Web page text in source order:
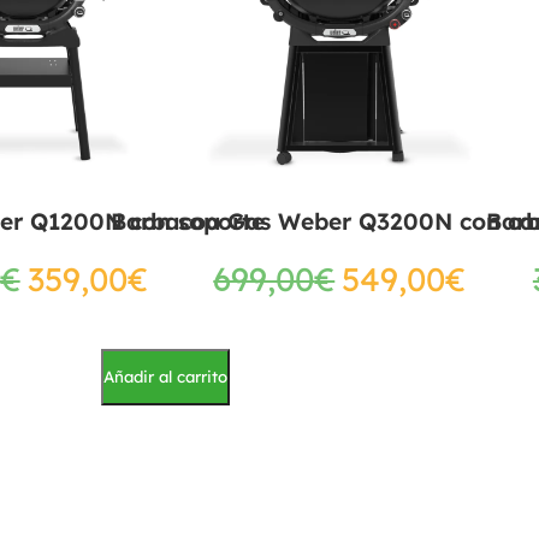
Q1200N con soporte
€359,00€
Barbacoa Gas Weber Q3200N con
699,00€549,00€
Añadir al carrito